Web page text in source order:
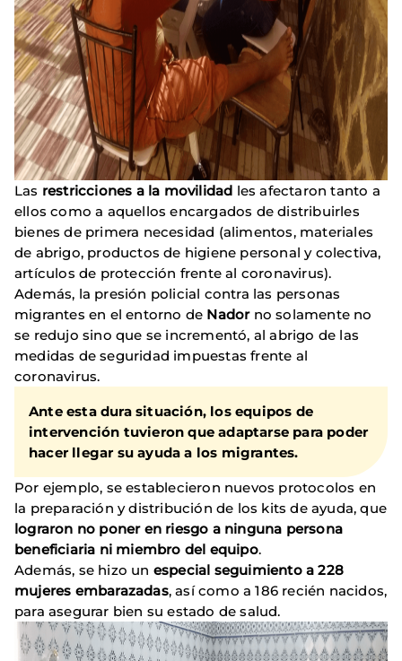
Las restricciones a la movilidad les afectaron tanto a
ellos como a aquellos encargados de distribuirles
bienes de primera necesidad (alimentos, materiales
de abrigo, productos de higiene personal y colectiva,
artículos de protección frente al coronavirus).
Además, la presión policial contra las personas
migrantes en el entorno de Nador no solamente no
se redujo sino que se incrementó, al abrigo de las
medidas de seguridad impuestas frente al
coronavirus.
Ante esta dura situación, los equipos de
intervención tuvieron que adaptarse para poder
hacer llegar su ayuda a los migrantes.
Por ejemplo, se establecieron nuevos protocolos en
la preparación y distribución de los kits de ayuda, que
lograron no poner en riesgo a ninguna persona
beneficiaria ni miembro del equipo.
Además, se hizo un especial seguimiento a 228
mujeres embarazadas, así como a 186 recién nacidos,
para asegurar bien su estado de salud.